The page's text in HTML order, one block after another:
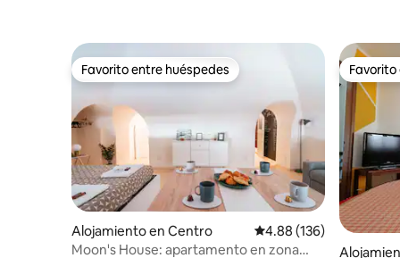
Favorito entre huéspedes
Favorito entre huéspedes
Alojamiento en Centro Calificación promedio:
4.88 (136)
Moon's House: apartamento en zona